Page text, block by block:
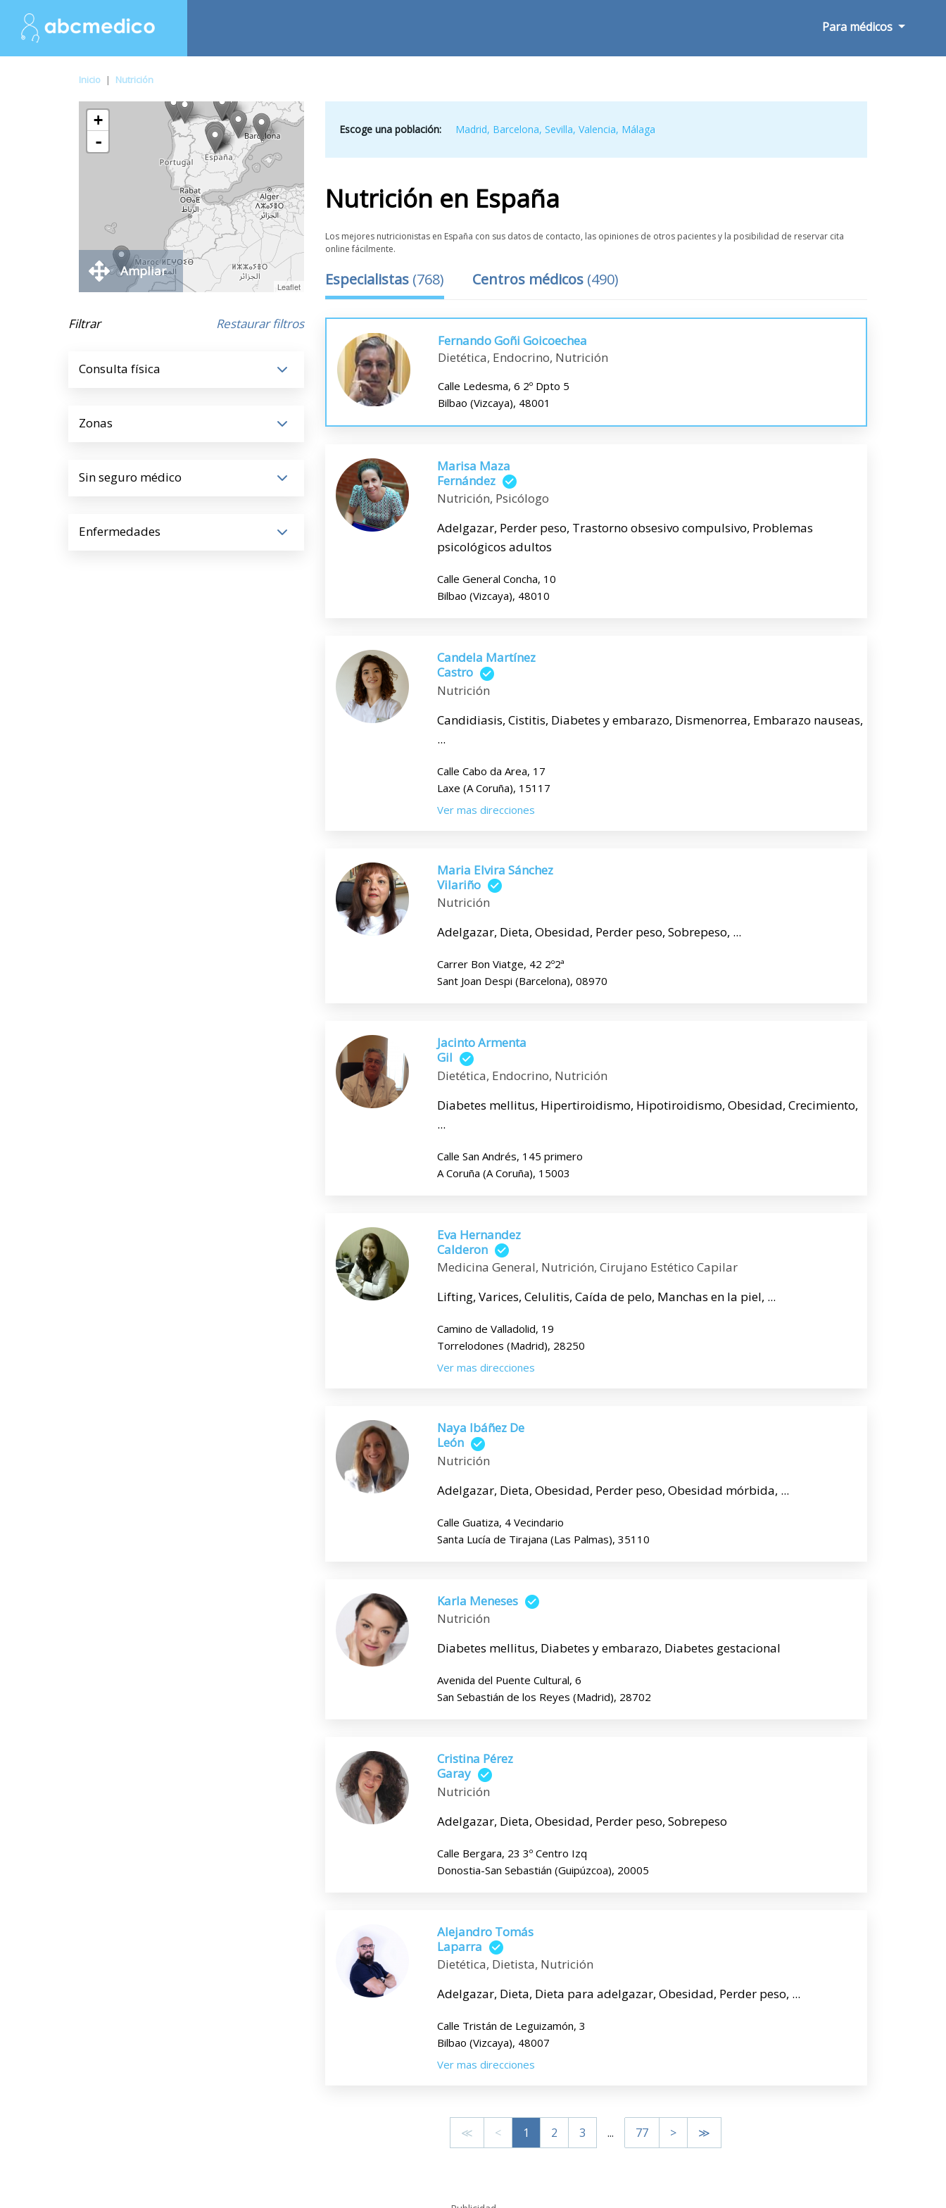
Para médicos
Inicio | Nutrición
+
-
Leaflet
Ampliar
Filtrar Restaurar filtros
Consulta física
Zonas
Sin seguro médico
Enfermedades
Escoge una población: Madrid, Barcelona,Sevilla,Valencia, Málaga
Nutrición en España
Los mejores nutricionistas en España con sus datos de contacto, las opiniones de otros pacientes y la posibilidad de reservar cita
online fácilmente.
Especialistas (768) Centros médicos (490)
Fernando Goñi Goicoechea
Dietética, Endocrino, Nutrición
Calle Ledesma, 6 2º Dpto 5
Bilbao (Vizcaya), 48001
Marisa Maza
Fernández
Nutrición, Psicólogo
Adelgazar, Perder peso, Trastorno obsesivo compulsivo, Problemas
psicológicos adultos
Calle General Concha, 10
Bilbao (Vizcaya), 48010
Candela Martínez
Castro
Nutrición
Candidiasis, Cistitis, Diabetes y embarazo, Dismenorrea, Embarazo nauseas,
...
Calle Cabo da Area, 17
Laxe (A Coruña), 15117
Ver mas direcciones
Maria Elvira Sánchez
Vilariño
Nutrición
Adelgazar, Dieta, Obesidad, Perder peso, Sobrepeso, ...
Carrer Bon Viatge, 42 2º2ª
Sant Joan Despi (Barcelona), 08970
Jacinto Armenta
Gil
Dietética, Endocrino, Nutrición
Diabetes mellitus, Hipertiroidismo, Hipotiroidismo, Obesidad, Crecimiento,
...
Calle San Andrés, 145 primero
A Coruña (A Coruña), 15003
Eva Hernandez
Calderon
Medicina General, Nutrición, Cirujano Estético Capilar
Lifting, Varices, Celulitis, Caída de pelo, Manchas en la piel, ...
Camino de Valladolid, 19
Torrelodones (Madrid), 28250
Ver mas direcciones
Naya Ibáñez De
León
Nutrición
Adelgazar, Dieta, Obesidad, Perder peso, Obesidad mórbida, ...
Calle Guatiza, 4 Vecindario
Santa Lucía de Tirajana (Las Palmas), 35110
Karla Meneses
Nutrición
Diabetes mellitus, Diabetes y embarazo, Diabetes gestacional
Avenida del Puente Cultural, 6
San Sebastián de los Reyes (Madrid), 28702
Cristina Pérez
Garay
Nutrición
Adelgazar, Dieta, Obesidad, Perder peso, Sobrepeso
Calle Bergara, 23 3º Centro Izq
Donostia-San Sebastián (Guipúzcoa), 20005
Alejandro Tomás
Laparra
Dietética, Dietista, Nutrición
Adelgazar, Dieta, Dieta para adelgazar, Obesidad, Perder peso, ...
Calle Tristán de Leguizamón, 3
Bilbao (Vizcaya), 48007
Ver mas direcciones
≪ < 1 2 3 ... 77 > ≫